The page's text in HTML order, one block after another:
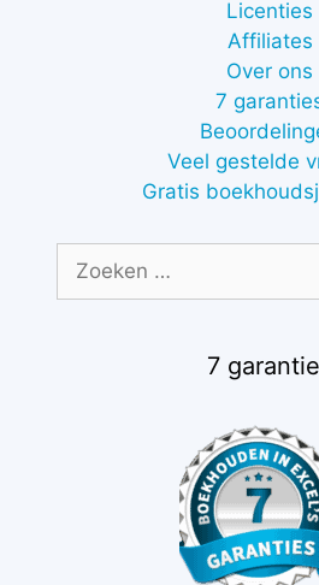
Licenties
Affiliates
Over ons
7
Veel gestelde
Gratis
naar:
7